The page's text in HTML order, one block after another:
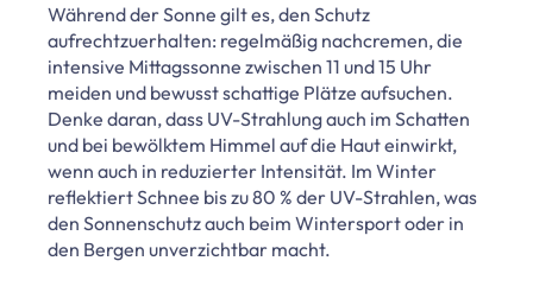
Während der Sonne gilt es, den Schutz
aufrechtzuerhalten: regelmäßig nachcremen, die
intensive Mittagssonne zwischen 11 und 15 Uhr
meiden und bewusst schattige Plätze aufsuchen.
Denke daran, dass UV-Strahlung auch im Schatten
und bei bewölktem Himmel auf die Haut einwirkt,
wenn auch in reduzierter Intensität. Im Winter
reflektiert Schnee bis zu 80 % der UV-Strahlen, was
den Sonnenschutz auch beim Wintersport oder in
den Bergen unverzichtbar macht.